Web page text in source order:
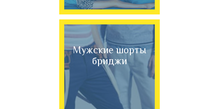
Мужские шорты
бриджи